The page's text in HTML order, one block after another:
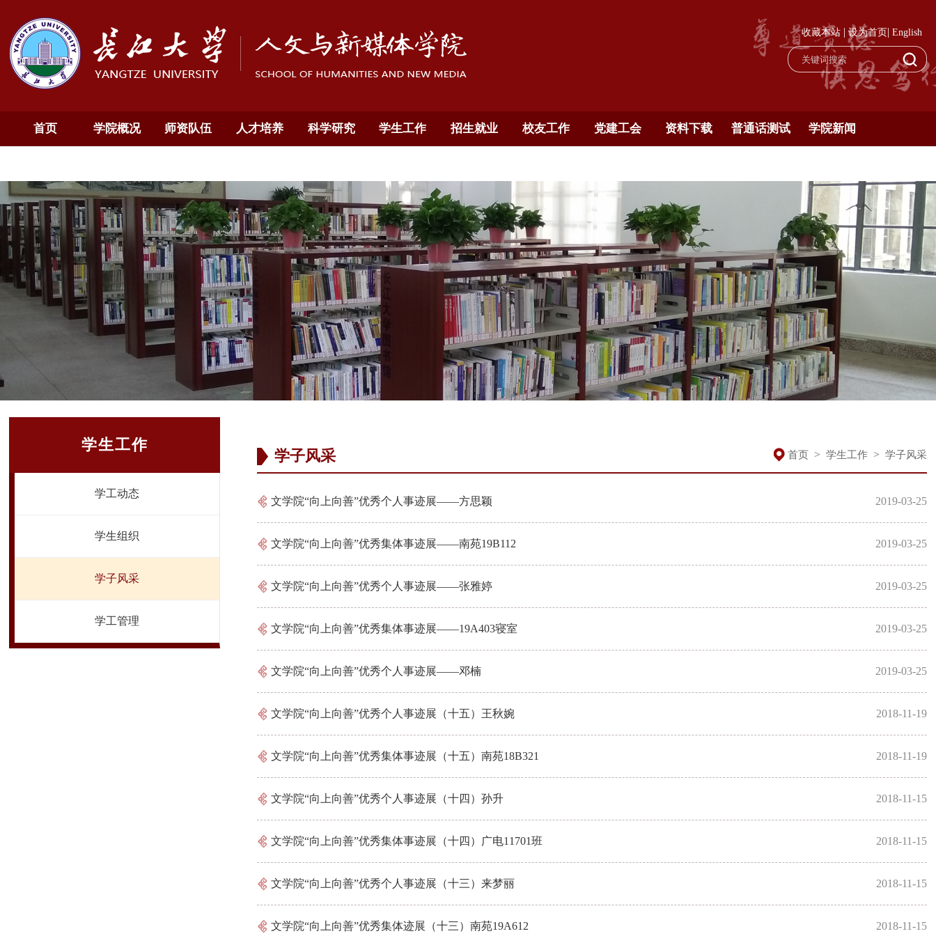
收藏本站|设为首页| English
首页 学院概况 师资队伍 人才培养 科学研究 学生工作 招生就业 校友工作 党建工会 资料下载 普通话测试 学院新闻
学生工作
学工动态
学生组织
学子风采
学工管理
学子风采 首页 > 学生工作 > 学子风采
文学院“向上向善”优秀个人事迹展——方思颖 2019-03-25
文学院“向上向善”优秀集体事迹展——南苑19B112 2019-03-25
文学院“向上向善”优秀个人事迹展——张雅婷 2019-03-25
文学院“向上向善”优秀集体事迹展——19A403寝室 2019-03-25
文学院“向上向善”优秀个人事迹展——邓楠 2019-03-25
文学院“向上向善”优秀个人事迹展（十五）王秋婉 2018-11-19
文学院“向上向善”优秀集体事迹展（十五）南苑18B321 2018-11-19
文学院“向上向善”优秀个人事迹展（十四）孙升 2018-11-15
文学院“向上向善”优秀集体事迹展（十四）广电11701班 2018-11-15
文学院“向上向善”优秀个人事迹展（十三）来梦丽 2018-11-15
文学院“向上向善”优秀集体迹展（十三）南苑19A612 2018-11-15